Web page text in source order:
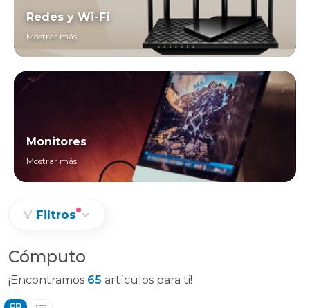
Redes y Wi-Fi
Mostrar más
Monitores
Mostrar más
Filtros
Cómputo
¡Encontramos 65 artículos para ti!